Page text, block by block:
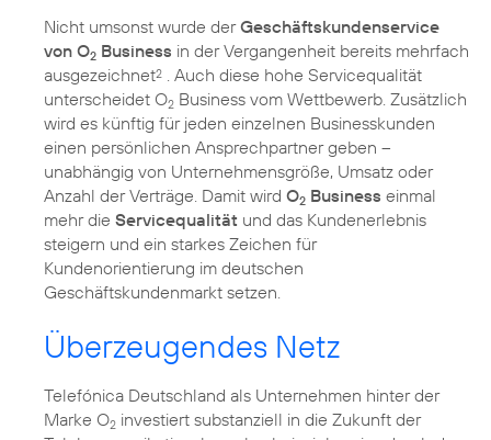
Nicht umsonst wurde derGeschäftskundenservice
von O2 Business in der Vergangenheit bereits mehrfach
ausgezeichnet2 . Auch diese hohe Servicequalität
unterscheidet O2 Business vom Wettbewerb. Zusätzlich
wird es künftig für jeden einzelnen Businesskunden
einen persönlichen Ansprechpartner geben –
unabhängig von Unternehmensgröße, Umsatz oder
Anzahl der Verträge. Damit wird O2 Business einmal
mehr die Servicequalität und das Kundenerlebnis
steigern und ein starkes Zeichen für
Kundenorientierung im deutschen
Geschäftskundenmarkt setzen.
Überzeugendes Netz
Telefónica Deutschland als Unternehmen hinter der
Marke O2 investiert substanziell in die Zukunft der